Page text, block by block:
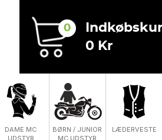
0
0 Kr
DAME MC
BØRN / JUNIOR
LÆDERVESTE